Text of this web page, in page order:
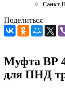
Санкт-
Поделиться
Муфта ВР
для ПНД